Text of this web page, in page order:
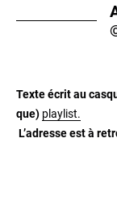
Texte écrit au
que) playlist.
L’adresse est à